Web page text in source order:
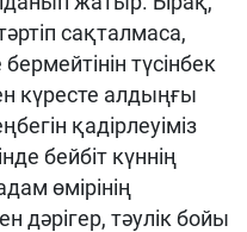
сақталмаса,
түсінбек
күресте алдыңғы
қадірлеуіміз
бейбіт күннің
өмірінің
тәулік бойы